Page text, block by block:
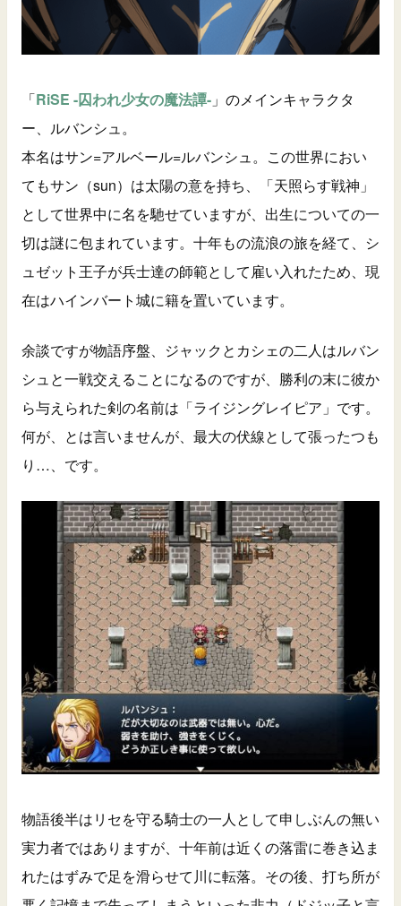
「RiSE -囚われ少女の魔法譚- 」のメインキャラクタ
ー、ルバンシュ。
本名はサン=アルベール=ルバンシュ。この世界におい
てもサン（sun）は太陽の意を持ち、「天照らす戦神」
として世界中に名を馳せていますが、出生についての一
切は謎に包まれています。十年もの流浪の旅を経て、シ
ュゼット王子が兵士達の師範として雇い入れたため、現
在はハインバート城に籍を置いています。
余談ですが物語序盤、ジャックとカシェの二人はルバン
シュと一戦交えることになるのですが、勝利の末に彼か
ら与えられた剣の名前は「ライジングレイピア」です。
何が、とは言いませんが、最大の伏線として張ったつも
り…、です。
物語後半はリセを守る騎士の一人として申しぶんの無い
実力者ではありますが、十年前は近くの落雷に巻き込ま
れたはずみで足を滑らせて川に転落。その後、打ち所が